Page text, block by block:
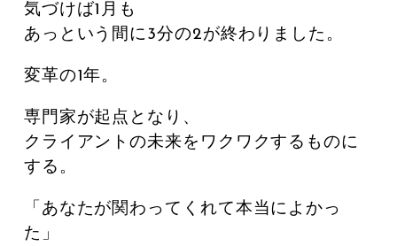
気づけば1月も
あっという間に3分の2が終わりました。
変革の1年。
専門家が起点となり、
クライアントの未来をワクワクするものに
する。
「あなたが関わってくれて本当によかっ
た」